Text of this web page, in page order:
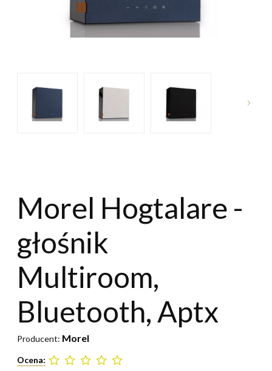
Morel Hogtalare -
głośnik
Multiroom,
Bluetooth, Aptx
Producent: Morel
Ocena: